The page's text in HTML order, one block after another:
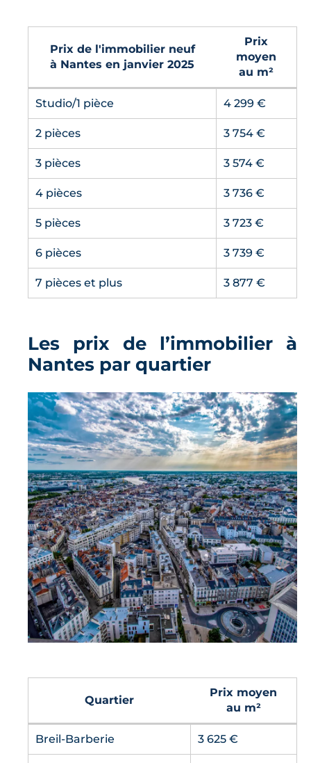
Prix de l'immobilier neuf
à Nantes en janvier 2025
Prix
moyen
au m²
Studio/1 pièce 4 299 €
2 pièces 3 754 €
3 pièces 3 574 €
4 pièces 3 736 €
5 pièces 3 723 €
6 pièces 3 739 €
7 pièces et plus 3 877 €
Les prix de l’immobilier à
Nantes par quartier
Quartier
Prix moyen
au m²
Breil-Barberie 3 625 €